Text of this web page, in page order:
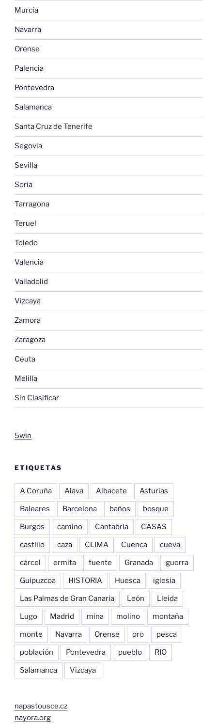
Murcia
Navarra
Orense
Palencia
Pontevedra
Salamanca
Santa Cruz de Tenerife
Segovia
Sevilla
Soria
Tarragona
Teruel
Toledo
Valencia
Valladolid
Vizcaya
Zamora
Zaragoza
Ceuta
Melilla
Sin Clasificar
5win
ETIQUETAS
A Coruña Alava Albacete Asturias
Baleares Barcelona baños bosque
Burgos camino Cantabria CASAS
castillo caza CLIMA Cuenca cueva
cárcel ermita fuente Granada guerra
Guipuzcoa HISTORIA Huesca iglesia
Las Palmas de Gran Canaria León Lleida
Lugo Madrid mina molino montaña
monte Navarra Orense oro pesca
población Pontevedra pueblo RIO
Salamanca Vizcaya
napastousce.cz
nayora.org